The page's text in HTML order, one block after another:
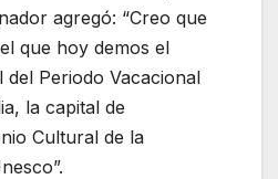
agregó: “Creo que
que hoy demos el
del Periodo Vacacional
la capital de
Cultural de la